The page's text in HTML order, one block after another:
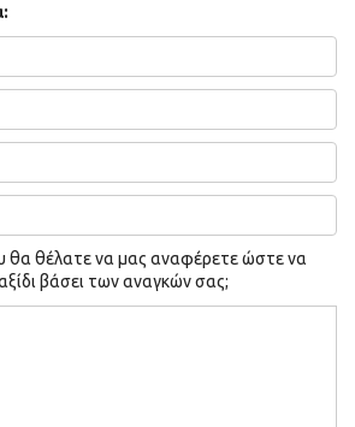
θα θέλατε να μας αναφέρετε ώστε να
βάσει των αναγκών σας;